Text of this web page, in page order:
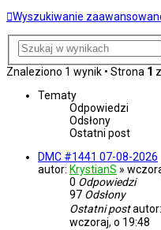
Wyszukiwanie
Znaleziono 1 wynik • Strona 1 z
Tematy
Odpowiedzi
Odsłony
Ostatni post
DMC #1441 07-08-2026
autor: KrystianS »
0 Odpowiedzi
97 Odsłony
Ostatni postautor:
wczoraj, o 19:48